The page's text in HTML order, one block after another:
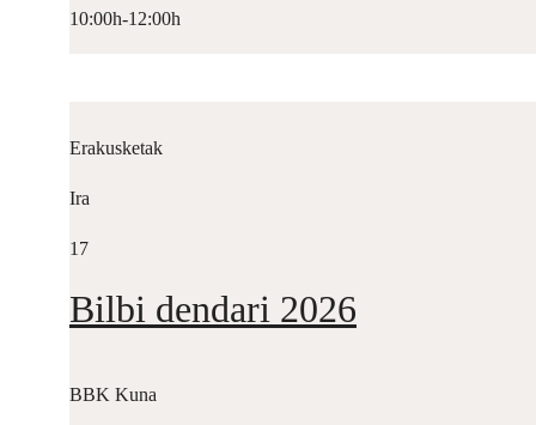
10:00h-12:00h
Erakusketak
Ira
17
Bilbi dendari 2026
BBK Kuna